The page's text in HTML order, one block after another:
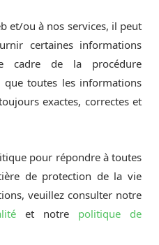
et/ou à nos services, il peut
certaines informations
cadre de la procédure
que toutes les informations
exactes, correctes et
pour répondre à toutes
de protection de la vie
veuillez consulter notre
et notre politique de